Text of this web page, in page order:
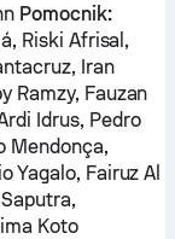
Pomocnik:
Riski Afrisal,
Iran
Ramzy, Fauzan
Idrus, Pedro
Mendonça,
Yagalo, Fairuz Al
Koto